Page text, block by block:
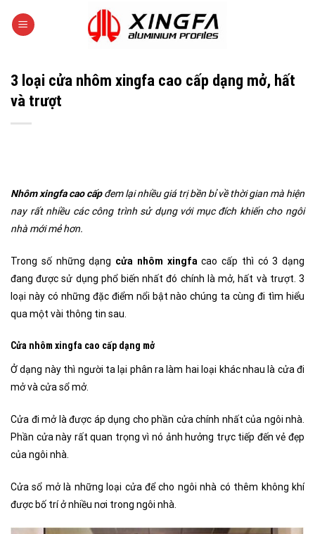
3 loại cửa nhôm xingfa cao cấp dạng mở, hất
và trượt
Nhôm xingfa cao cấpđem lại nhiều giá trị bền bỉ về thời gian mà hiện
nay rất nhiều các công trình sử dụng với mục đích khiến cho ngôi
nhà mới mẻ hơn.
Trong số những dạng cửa nhôm xingfa cao cấp thì có 3 dạng
đang được sử dụng phổ biến nhất đó chính là mở, hất và trượt. 3
loại này có những đặc điểm nổi bật nào chúng ta cùng đi tìm hiểu
qua một vài thông tin sau.
Cửa nhôm xingfa cao cấp dạng mở
Ở dạng này thì người ta lại phân ra làm hai loại khác nhau là cửa đi
mở và cửa sổ mở.
Cửa đi mở là được áp dụng cho phần cửa chính nhất của ngôi nhà.
Phần cửa này rất quan trọng vì nó ảnh hưởng trực tiếp đến vẻ đẹp
của ngôi nhà.
Cửa sổ mở là những loại cửa để cho ngôi nhà có thêm không khí
được bố trí ở nhiều nơi trong ngôi nhà.